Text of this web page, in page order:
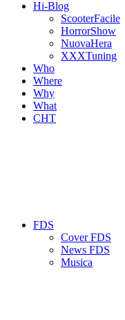
Hi-Blog
ScooterFacile
HorrorShow
NuovaHera
XXXTuning
Who
Where
Why
What
CHT
FDS
Cover FDS
News FDS
Musica